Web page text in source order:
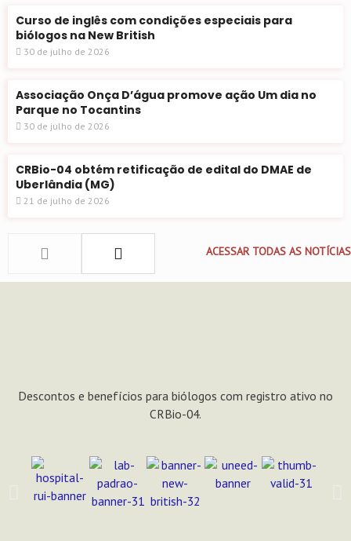
Curso de inglês com condições especiais para
biólogos na New British
30 de julho de 2026
Associação Onça D’água promove ação Um dia no
Parque no Tocantins
30 de julho de 2026
CRBio-04 obtém retificação de edital do DMAE de
Uberlândia (MG)
21 de julho de 2026
ACESSAR TODAS AS NOTÍCIAS
Descontos e benefícios para biólogos com registro ativo no
CRBio-04.